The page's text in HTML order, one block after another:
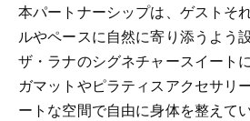
本パートナーシップは、ゲストそ
ルやペースに自然に寄り添うよう
ザ・ラナのシグネチャースイート
ガマットやピラティスアクセサリ
ートな空間で自由に身体を整えて